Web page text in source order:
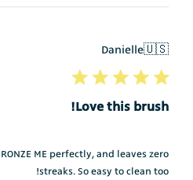
🇺🇸
Danielle
Love this brush!
ME perfectly, and leaves zero
streaks. So easy to clean too!